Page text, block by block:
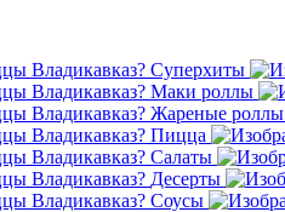
Суперхиты
Маки роллы
Жареные роллы
Пицца
Салаты
Десерты
Соусы